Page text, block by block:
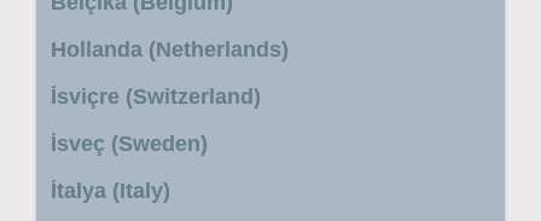
Hollanda (Netherlands)
İsviçre (Switzerland)
İsveç (Sweden)
İtalya (Italy)